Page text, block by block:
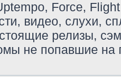
Force,
видео, слухи,
релизы,
не попавшие на